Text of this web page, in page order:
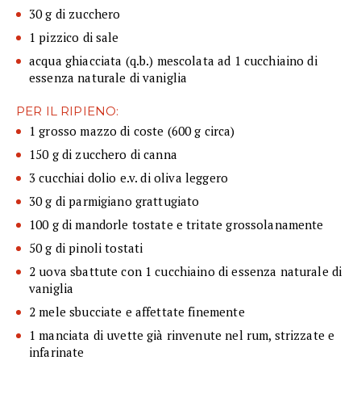
30 g di zucchero
1 pizzico di sale
acqua ghiacciata (q.b.) mescolata ad 1 cucchiaino di
essenza naturale di vaniglia
PER IL RIPIENO:
1 grosso mazzo di coste (600 g circa)
150 g di zucchero di canna
3 cucchiai dolio e.v. di oliva leggero
30 g di parmigiano grattugiato
100 g di mandorle tostate e tritate grossolanamente
50 g di pinoli tostati
2 uova sbattute con 1 cucchiaino di essenza naturale di
vaniglia
2 mele sbucciate e affettate finemente
1 manciata di uvette già rinvenute nel rum, strizzate e
infarinate